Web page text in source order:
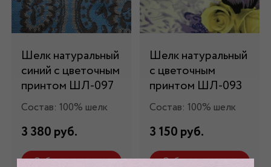
Шелк натуральный
синий с цветочным
принтом ШЛ-097
Состав: 100% шелк
3 380 руб.
Забронировать
Шелк натуральный
с цветочным
принтом ШЛ-093
Состав: 100% шелк
3 150 руб.
Забронировать